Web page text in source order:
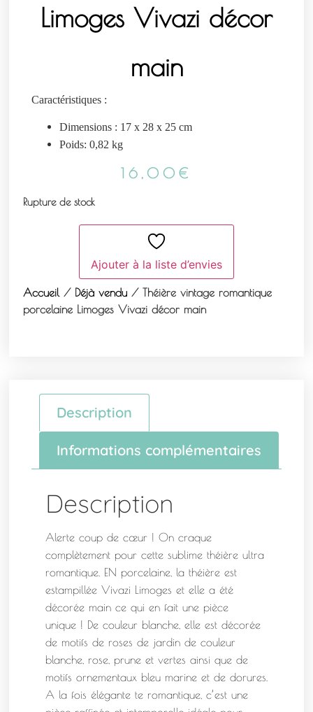
Limoges Vivazi décor
main
Caractéristiques :
Dimensions : 17 x 28 x 25 cm
Poids: 0,82 kg
16,00 €
Rupture de stock
Ajouter à la liste d’envies
Accueil / Déjà vendu / Théière vintage romantique
porcelaine Limoges Vivazi décor main
Description
Informations complémentaires
Description
Alerte coup de cœur ! On craque
complètement pour cette sublime théière ultra
romantique. EN porcelaine, la théière est
estampillée Vivazi Limoges et elle a été
décorée main ce qui en fait une pièce
unique ! De couleur blanche, elle est décorée
de motifs de roses de jardin de couleur
blanche, rose, prune et vertes ainsi que de
motifs ornementaux bleu marine et de dorures.
A la fois élégante te romantique, c’est une